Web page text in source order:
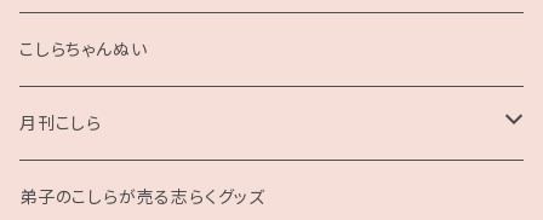
2025
こしらちゃんぬい
月刊こしら
月刊こしら用ファイル
弟子のこしらが売る志らくグッズ